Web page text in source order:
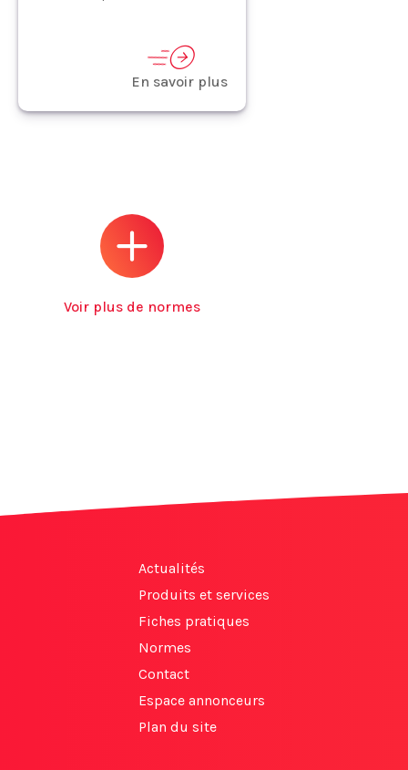
En savoir plus
Voir plus de normes
Actualités
Produits et services
Fiches pratiques
Normes
Contact
Espace annonceurs
Plan du site